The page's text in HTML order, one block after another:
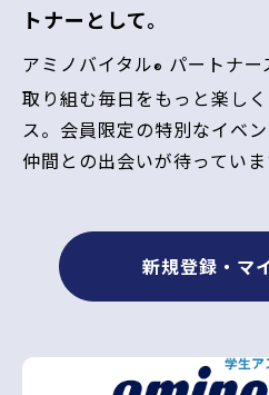
トナーとして。
アミノバイタル® パートナ
取り組む毎日をもっと楽し
ス。会員限定の特別なイベ
仲間との出会いが待っていま
新規登録・マ